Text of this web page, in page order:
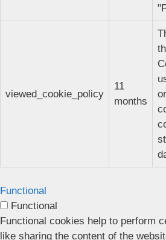
viewed_cookie_policy
11
months
Functional
Functional
Functional cookies help to perform
like sharing the content of the